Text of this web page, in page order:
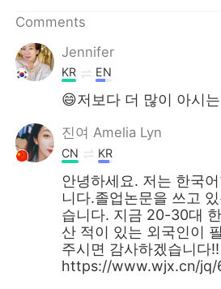
Comments
Jennifer
KR EN
😄저보다 더 많이 아시
진여 Amelia Lyn
CN KR
안녕하세요. 저는 한국
니다.졸업논문을 쓰고
습니다. 지금 20-30대
산 적이 있는 외국인이
주시면 감사하겠습니다!!
https://www.wjx.cn/jq/